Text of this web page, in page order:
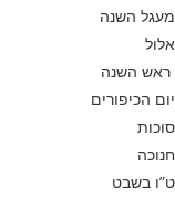
מעגל השנה
אלול
ראש השנה
יום הכיפורים
סוכות
חנוכה
ט”ו בשבט